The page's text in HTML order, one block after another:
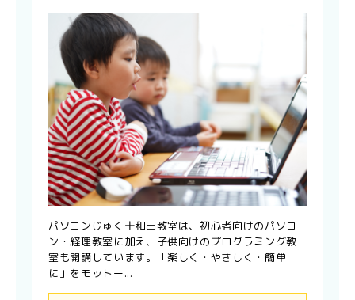
パソコンじゅく十和田教室は、初心者向けのパソコ
ン・経理教室に加え、子供向けのプログラミング教
室も開講しています。「楽しく・やさしく・簡単
に」をモットー...